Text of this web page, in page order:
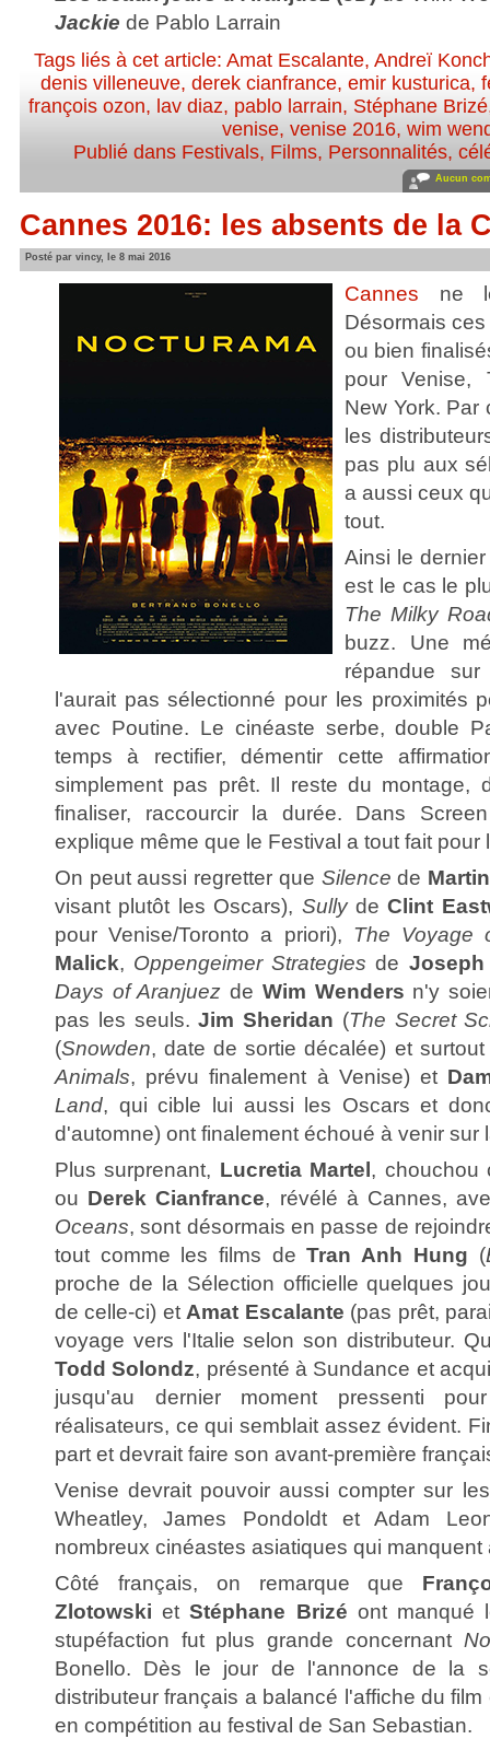
Jackie de Pablo Larrain
Tags liés à cet article: Amat Escalante, Andreï
denis villeneuve, derek cianfrance, emir kusturica,
françois ozon, lav diaz, pablo larrain, Stéphane Brizé
venise,venise 2016,wim
Publié dans Festivals, Films, Personnalités,
Aucun
Cannes 2016: les absents de la
Posté par vincy, le 8 mai 2016
Cannes ne
Désormais
ou bien
pour Venise,
New York. Par
les
pas plu aux
a aussi ceux
tout.
Ainsi le
est le cas le
The Milky
buzz. Une
répandue
l'aurait pas sélectionné pour les proximités
avec Poutine. Le cinéaste serbe, double
temps à rectifier, démentir cette
simplement pas prêt. Il reste du montage,
finaliser, raccourcir la durée. Dans
explique même que le Festival a tout fait pour
On peut aussi regretter que Silence de
visant plutôt les Oscars), SullydeClint
pour Venise/Toronto a priori), The Voyage
Malick, Oppengeimer Strategies de Joseph
Days of Aranjuez de Wim Wenders n'y
pas les seuls.Jim Sheridan (The Secret
(Snowden, date de sortie décalée) et
Animals, prévu finalement à Venise) et
Land, qui cible lui aussi les Oscars et
d'automne) ont finalement échoué à venir sur
Plus surprenant, Lucretia Martel, chouchou
ou Derek Cianfrance, révélé à Cannes,
Oceans, sont désormais en passe de
tout comme les films deTran Anh Hung (
proche de la Sélection officielle quelques
de celle-ci) et Amat Escalante (pas prêt,
voyage vers l'Italie selon son distributeur.
Todd Solondz, présenté à Sundance et
jusqu'au dernier moment pressenti
réalisateurs, ce qui semblait assez évident.
part et devrait faire son avant-première
Venise devrait pouvoir aussi compter sur
Wheatley, James Pondoldt et Adam
nombreux cinéastes asiatiques qui
Côté français, on remarque que
Zlotowski etStéphane Brizé ont manqué
stupéfaction fut plus grande concernant
Bonello. Dès le jour de l'annonce de la
distributeur français a balancé l'affiche du
en compétition au festival de San Sebastian.